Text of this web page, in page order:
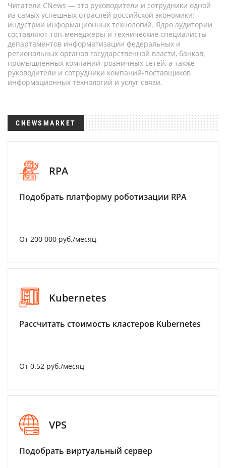
Читатели CNews — это руководители и сотрудники одной
из самых успешных отраслей российской экономики:
индустрии информационных технологий. Ядро аудитории
составляют топ-менеджеры и технические специалисты
департаментов информатизации федеральных и
региональных органов государственной власти, банков,
промышленных компаний, розничных сетей, а также
руководители и сотрудники компаний-поставщиков
информационных технологий и услуг связи.
CNEWSMARKET
RPA
Подобрать платформу роботизации RPA
От 200 000 руб./месяц
Kubernetes
Рассчитать стоимость кластеров Kubernetes
От 0.52 руб./месяц
VPS
Подобрать виртуальный сервер